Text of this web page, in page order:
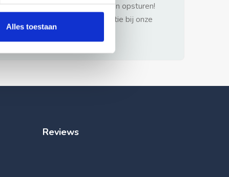
Alles toestaan
2: Geen persoonlijke documenten opsturen!
3: Meld bij misbruik de advertentie bij onze
klantenservice.
Reviews